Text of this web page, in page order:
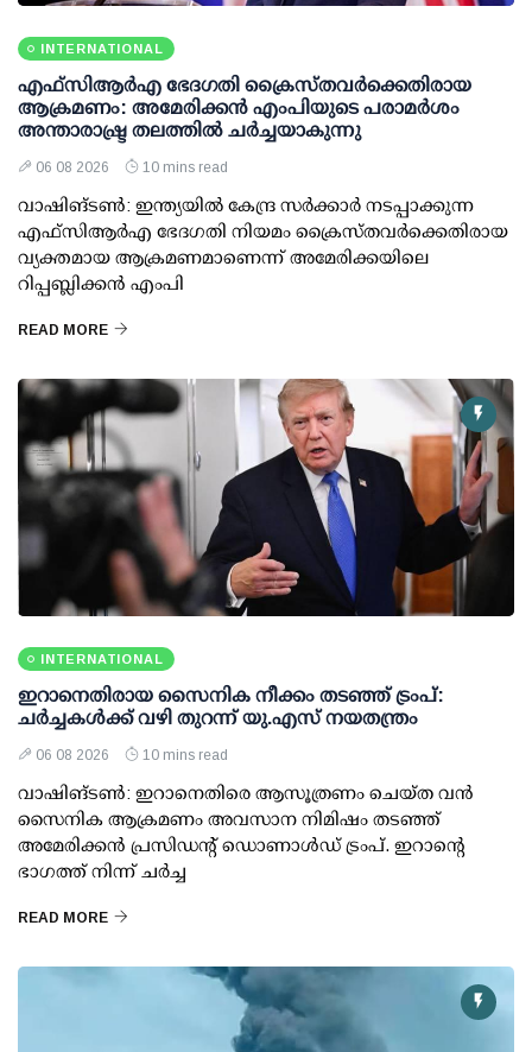
INTERNATIONAL
എഫ്‌സി‌ആര്‍‌എ ഭേദഗതി ക്രൈസ്തവർക്കെതിരായ
ആക്രമണം: അമേരിക്കൻ എംപിയുടെ പരാമർശം
അന്താരാഷ്ട്ര തലത്തിൽ ചർച്ചയാകുന്നു
06 08 2026 10 mins read
വാഷിങ്ടൺ: ഇന്ത്യയിൽ കേന്ദ്ര സർക്കാർ നടപ്പാക്കുന്ന
എഫ്സിആർഎ ഭേദഗതി നിയമം ക്രൈസ്തവർക്കെതിരായ
വ്യക്തമായ ആക്രമണമാണെന്ന് അമേരിക്കയിലെ
റിപ്പബ്ലിക്കൻ എംപി
READ MORE
INTERNATIONAL
ഇറാനെതിരായ സൈനിക നീക്കം തടഞ്ഞ് ട്രംപ്:
ചര്‍ച്ചകള്‍ക്ക് വഴി തുറന്ന് യു.എസ് നയതന്ത്രം
06 08 2026 10 mins read
വാഷിങ്ടണ്‍: ഇറാനെതിരെ ആസൂത്രണം ചെയ്ത വന്‍
സൈനിക ആക്രമണം അവസാന നിമിഷം തടഞ്ഞ്
അമേരിക്കന്‍ പ്രസിഡന്റ് ഡൊണാള്‍ഡ് ട്രംപ്. ഇറാന്റെ
ഭാഗത്ത് നിന്ന് ചര്‍ച്ച
READ MORE